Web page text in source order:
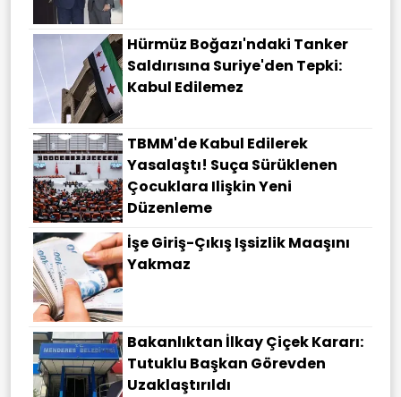
Hürmüz Boğazı'ndaki Tanker
Saldırısına Suriye'den Tepki:
Kabul Edilemez
TBMM'de Kabul Edilerek
Yasalaştı! Suça Sürüklenen
Çocuklara Ilişkin Yeni
Düzenleme
İşe Giriş-Çıkış Işsizlik Maaşını
Yakmaz
Bakanlıktan İlkay Çiçek Kararı:
Tutuklu Başkan Görevden
Uzaklaştırıldı